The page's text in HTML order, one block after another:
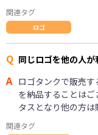
関連タグ
ロゴ
Q 同じロゴを他の人
A ロゴタンクで販売
を納品することは
タスとなり他の方
関連タグ